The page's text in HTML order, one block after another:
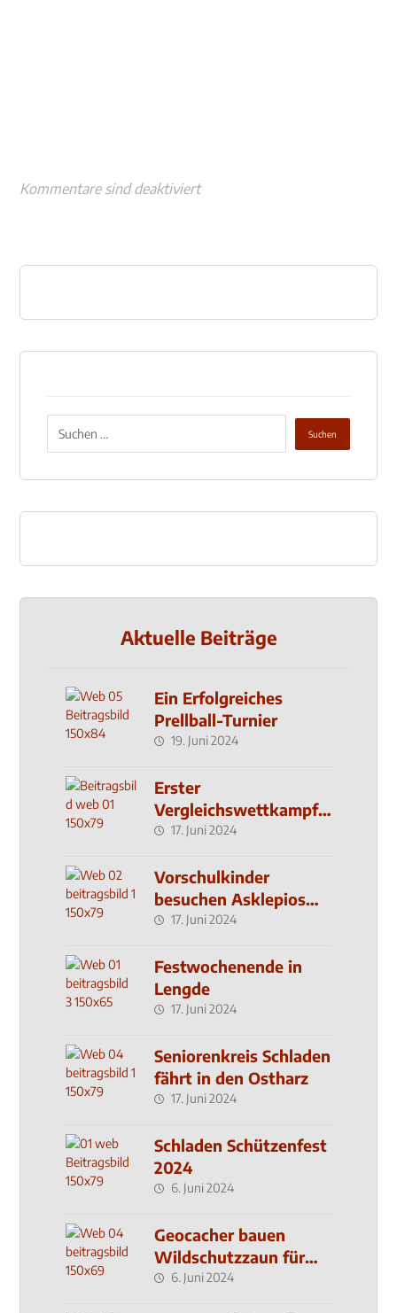
Kommentare sind deaktiviert
Aktuelle Beiträge
Ein Erfolgreiches
Prellball-Turnier
19. Juni 2024
Erster
Vergleichswettkampf
seit 2019
17. Juni 2024
Vorschulkinder
besuchen Asklepios
Klinik
17. Juni 2024
Festwochenende in
Lengde
17. Juni 2024
Seniorenkreis Schladen
fährt in den Ostharz
17. Juni 2024
Schladen Schützenfest
2024
6. Juni 2024
Geocacher bauen
Wildschutzzaun für
den MachMit! Wald
6. Juni 2024